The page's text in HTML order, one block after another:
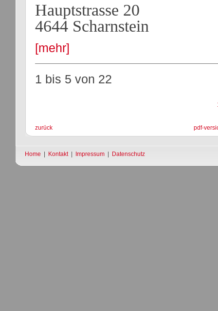
Hauptstrasse 20
4644 Scharnstein
[mehr]
1 bis 5 von 22
zurück pdf-
Home | Kontakt| Impressum | Datenschutz